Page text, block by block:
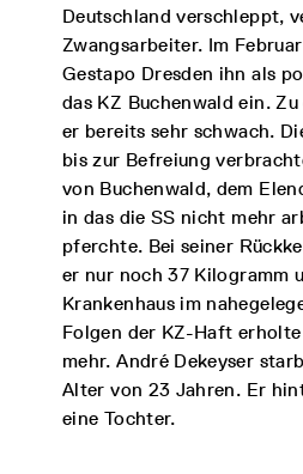
Deutschland verschleppt,
Zwangsarbeiter. Im
Gestapo Dresden ihn als
das KZ Buchenwald ein.
er bereits sehr schwach.
bis zur Befreiung
von Buchenwald, dem
in das die SS nicht mehr
pferchte. Bei seiner
er nur noch 37 Kilogramm
Krankenhaus im
Folgen der KZ-Haft
mehr. André Dekeyser
Alter von 23 Jahren. Er
eine Tochter.